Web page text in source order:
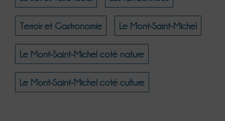
Terroir et Gastronomie Le Mont-Saint-Michel
Le Mont-Saint-Michel coté nature
Le Mont-Saint-Michel coté culture